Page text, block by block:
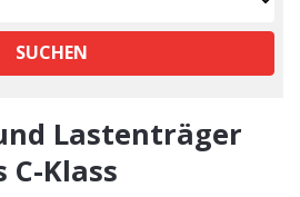
SUCHEN
Lastenträger
Klass